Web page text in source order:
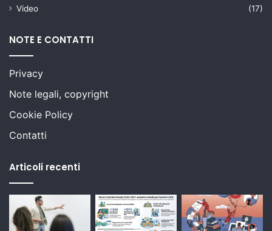
Video
(17)
NOTE E CONTATTI
Privacy
Note legali, copyright
Cookie Policy
Contatti
Articoli recenti